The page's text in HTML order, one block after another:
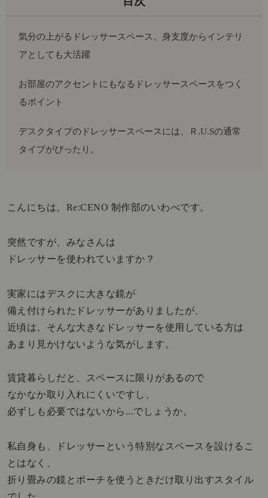
こんにちは。Re:CENO 制作部のいわべです。
突然ですが、みなさんは
ドレッサーを使われていますか？
実家にはデスクに大きな鏡が
備え付けられたドレッサーがありましたが、
近頃は、そんな大きなドレッサーを使用している方は
あまり見かけないような気がします。
賃貸暮らしだと、スペースに限りがあるので
なかなか取り入れにくいですし、
必ずしも必要ではないから...でしょうか。
私自身も、ドレッサーという特別なスペースを設けるこ
とはなく、
折り畳みの鏡とポーチを使うときだけ取り出すスタイル
気分の上がるドレッサースペース。身支度からインテリ
アとしても大活躍
お部屋のアクセントにもなるドレッサースペースをつく
るポイント
デスクタイプのドレッサースペースには、Ｒ.U.Sの通常
タイプがぴったり。